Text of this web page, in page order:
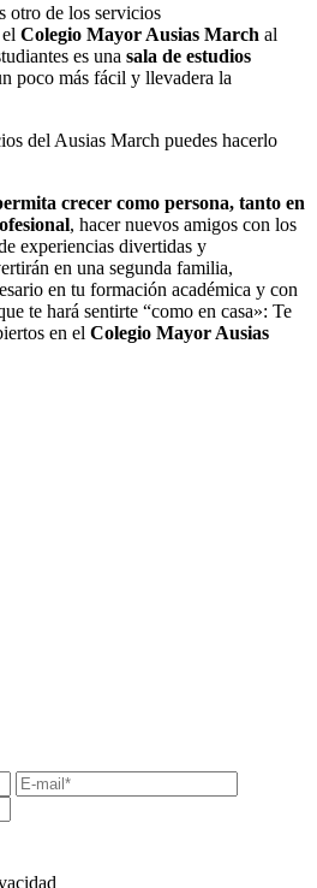
otro de los servicios
Colegio Mayor Ausias March al
es una sala de estudios
poco más fácil y llevadera la
del Ausias March puedes hacerlo
crecer como persona, tanto en
, hacer nuevos amigos con los
experiencias divertidas y
en una segunda familia,
en tu formación académica y con
te hará sentirte “como en casa»: Te
en el Colegio Mayor Ausias